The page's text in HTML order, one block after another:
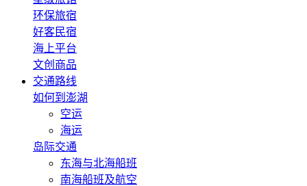
环保旅宿
好客民宿
海上平台
文创商品
交通路线
如何到澎湖
空运
海运
岛际交通
东海与北海船班
南海船班及航空